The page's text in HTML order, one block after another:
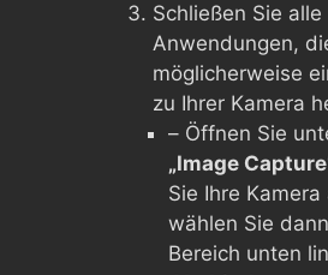
Schließen Sie
Anwendungen,
möglicherweise
zu Ihrer Kamera
– Öffnen Sie
„Image
Sie Ihre Kamera
wählen Sie
Bereich unten